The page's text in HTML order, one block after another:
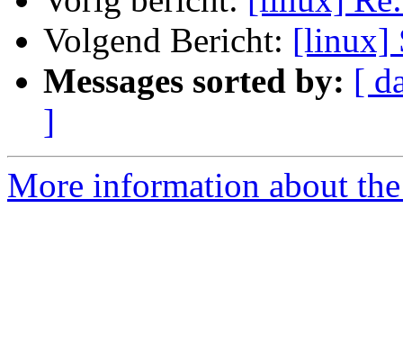
Volgend Bericht: [linux]
Messages sorted by: [
]
More information about